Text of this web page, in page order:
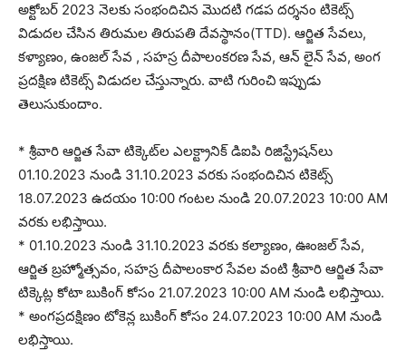
అక్టోబర్ 2023 నెలకు సంభందిచిన మొదటి గడప దర్శనం టికెట్స్
విడుదల చేసిన తిరుమల తిరుపతి దేవస్థానం(TTD). ఆర్జిత సేవలు,
కళ్యాణం, ఉంజల్ సేవ , సహస్ర దీపాలంకరణ సేవ, ఆన్ లైన్ సేవ, అంగ
ప్రదక్షిణ టికెట్స్ విడుదల చేస్తున్నారు. వాటి గురించి ఇప్పుడు
తెలుసుకుందాం.
* శ్రీవారి ఆర్జిత సేవా టిక్కెట్‌ల ఎలక్ట్రానిక్ డిఐపి రిజిస్ట్రేషన్‌లు
01.10.2023 నుండి 31.10.2023 వరకు సంభందిచిన టికెట్స్
18.07.2023 ఉదయం 10:00 గంటల నుండి 20.07.2023 10:00 AM
వరకు లభిస్తాయి.
* 01.10.2023 నుండి 31.10.2023 వరకు కల్యాణం, ఊంజల్ సేవ,
ఆర్జిత బ్రహ్మోత్సవం, సహస్ర దీపాలంకార సేవల వంటి శ్రీవారి ఆర్జిత సేవా
టిక్కెట్ల కోటా బుకింగ్ కోసం 21.07.2023 10:00 AM నుండి లభిస్తాయి.
* అంగప్రదక్షిణం టోకెన్ల బుకింగ్ కోసం 24.07.2023 10:00 AM నుండి
లభిస్తాయి.